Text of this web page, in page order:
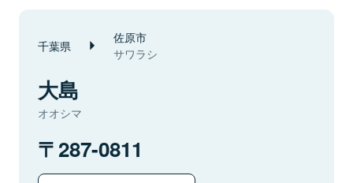
千葉県 佐原市
サワラシ
大島
オオシマ
287-0811